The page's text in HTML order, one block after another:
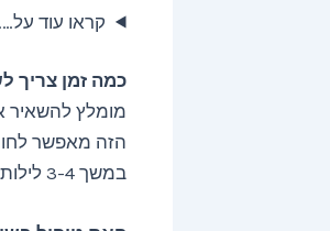
קראו עוד על….
כמה זמן צריך
הזה מאפשר
במשך 3-4 לילות רצופים לקבלת תוצאות מיטביות.